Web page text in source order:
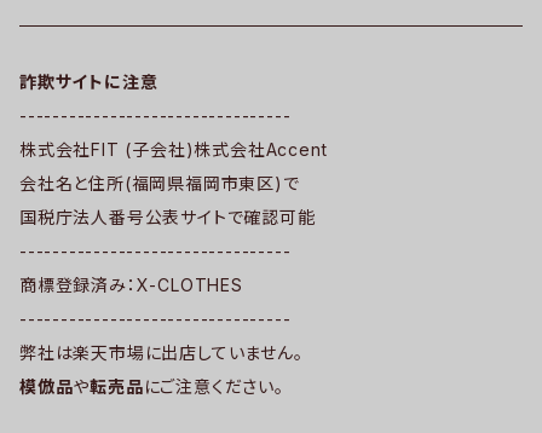
詐欺サイトに注意
---------------------------------
株式会社FIT (子会社)株式会社Accent
会社名と住所(福岡県福岡市東区)で
国税庁法人番号公表サイトで確認可能
---------------------------------
商標登録済み：X-CLOTHES
---------------------------------
弊社は楽天市場に出店していません。
模倣品や転売品にご注意ください。